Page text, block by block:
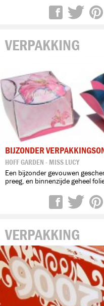
VERPAKKING
BIJZONDER
HOFF GARDEN - MISS LUCY
Een bijzonder gevouwen
preeg, en binnenzijde geheel
VERPAKKING